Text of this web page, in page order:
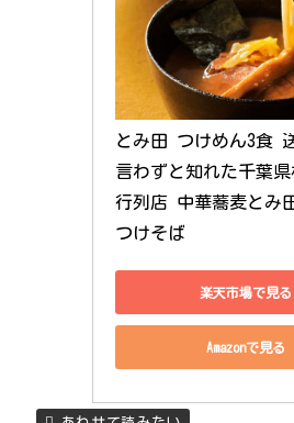
とみ田 つけめん3食
言わずと知れた千葉
行列店 中華蕎麦とみ
つけそば
楽天市場で見る
Amazonで見る